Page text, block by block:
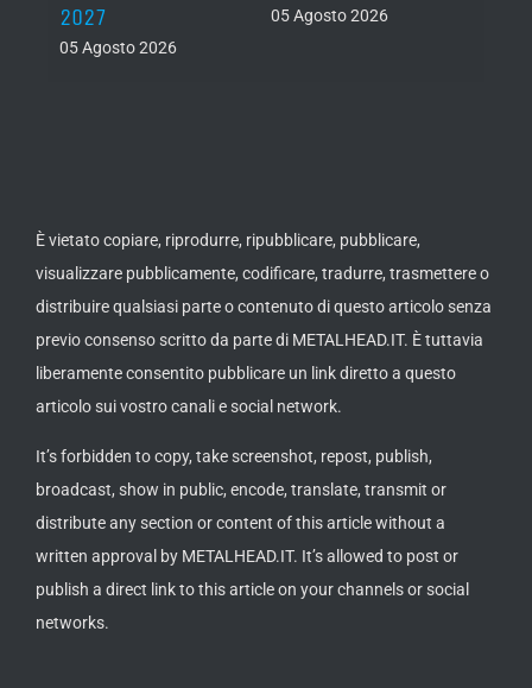
2027
05 Agosto 2026
05 Agosto 2026
È vietato copiare, riprodurre, ripubblicare, pubblicare,
visualizzare pubblicamente, codificare, tradurre, trasmettere o
distribuire qualsiasi parte o contenuto di questo articolo senza
previo consenso scritto da parte di METALHEAD.IT. È tuttavia
liberamente consentito pubblicare un link diretto a questo
articolo sui vostro canali e social network.
It’s forbidden to copy, take screenshot, repost, publish,
broadcast, show in public, encode, translate, transmit or
distribute any section or content of this article without a
written approval by METALHEAD.IT. It’s allowed to post or
publish a direct link to this article on your channels or social
networks.